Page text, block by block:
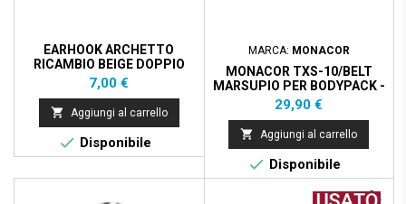
EARHOOK ARCHETTO
RICAMBIO BEIGE DOPPIO
ORECCHIO
Prezzo
7,00 €
 Aggiungi al carrello
 Disponibile
MARCA: MONACOR
MONACOR TXS-10/BELT
MARSUPIO PER BODYPACK -
BLUE
Prezzo
29,90 €
 Aggiungi al carrello
 Disponibile